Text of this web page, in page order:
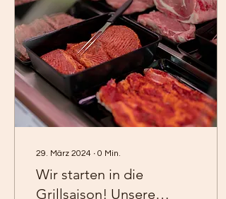
29. März 2024 ∙ 0 Min.
Wir starten in die
Grillsaison! Unsere